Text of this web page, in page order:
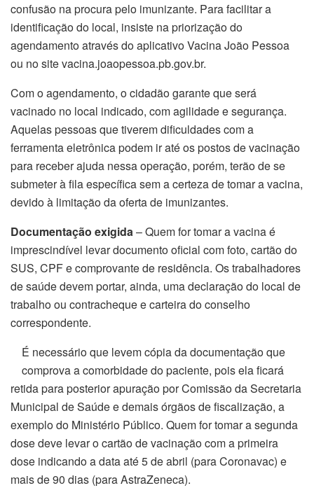
confusão na procura pelo imunizante. Para facilitar a
identificação do local, insiste na priorização do
agendamento através do aplicativo Vacina João Pessoa
ou no site vacina.joaopessoa.pb.gov.br.
Com o agendamento, o cidadão garante que será
vacinado no local indicado, com agilidade e segurança.
Aquelas pessoas que tiverem dificuldades com a
ferramenta eletrônica podem ir até os postos de vacinação
para receber ajuda nessa operação, porém, terão de se
submeter à fila específica sem a certeza de tomar a vacina,
devido à limitação da oferta de imunizantes.
Documentação exigida– Quem for tomar a vacina é
imprescindível levar documento oficial com foto, cartão do
SUS, CPF e comprovante de residência. Os trabalhadores
de saúde devem portar, ainda, uma declaração do local de
trabalho ou contracheque e carteira do conselho
correspondente.
É necessário que levem cópia da documentação que
comprova a comorbidade do paciente, pois ela ficará
retida para posterior apuração por Comissão da Secretaria
Municipal de Saúde e demais órgãos de fiscalização, a
exemplo do Ministério Público. Quem for tomar a segunda
dose deve levar o cartão de vacinação com a primeira
dose indicando a data até 5 de abril (para Coronavac) e
mais de 90 dias (para AstraZeneca).